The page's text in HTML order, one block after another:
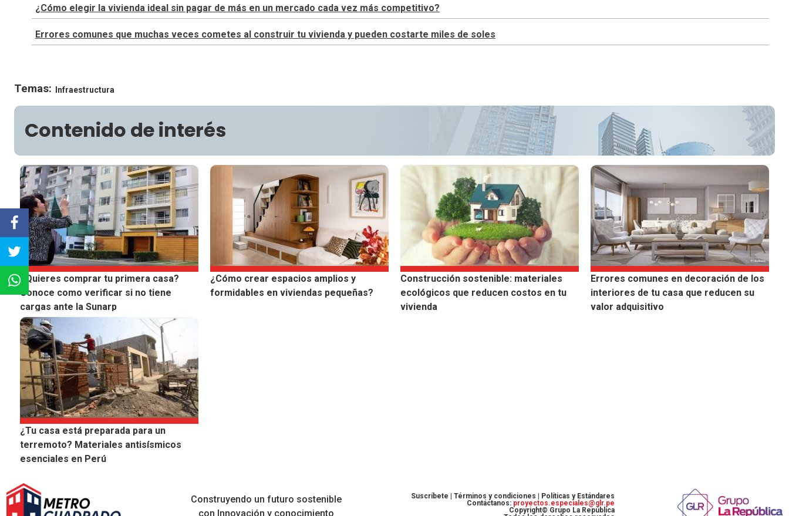
¿Cómo elegir la vivienda ideal sin pagar de más en un mercado cada vez más competitivo?
Errores comunes que muchas veces cometes al construir tu vivienda y pueden costarte miles de soles
Temas: Infraestructura
Contenido de interés
¿Quieres comprar tu primera casa?
Conoce como verificar si no tiene
cargas ante la Sunarp
¿Cómo crear espacios amplios y
formidables en viviendas pequeñas?
Construcción sostenible: materiales
ecológicos que reducen costos en tu
vivienda
Errores comunes en decoración de los
interiores de tu casa que reducen su
valor adquisitivo
¿Tu casa está preparada para un
terremoto? Materiales antisísmicos
esenciales en Perú
Construyendo un futuro sostenible
con Innovación y conocimiento
Suscríbete | Términos y condiciones | Políticas y Estándares
Contáctanos: proyectos.especiales@glr.pe
Copyright© Grupo La República